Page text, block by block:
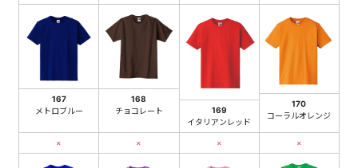
167
メトロブルー
×
168
チョコレート
×
169
イタリアンレッド
×
170
コーラルオレンジ
×